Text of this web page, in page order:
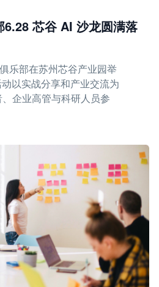
芯谷 AI 沙龙圆满落
乐部在苏州芯谷产业园举
以实战分享和产业交流为
企业高管与科研人员参